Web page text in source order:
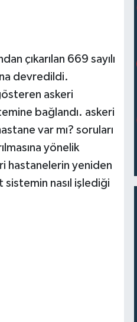
çıkarılan 669 sayılı
devredildi.
askeri
bağlandı. askeri
var mı? soruları
yönelik
hastanelerin yeniden
sistemin nasıl işlediği